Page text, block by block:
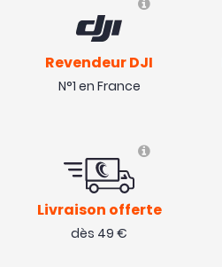
Revendeur DJI
N°1 en France
Livraison offerte
dès 49 €